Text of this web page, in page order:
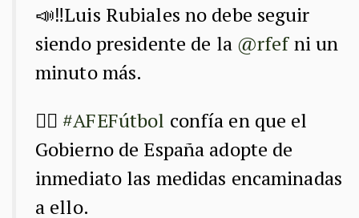
📣‼️Luis Rubiales no debe seguir
siendo presidente de la @rfefni un
minuto más.
👉🏻 #AFEFútbol confía en que el
Gobierno de España adopte de
inmediato las medidas encaminadas
a ello.